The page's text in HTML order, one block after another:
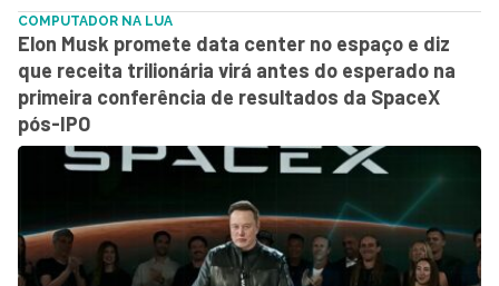
COMPUTADOR NA LUA
Elon Musk promete data center no espaço e diz
que receita trilionária virá antes do esperado na
primeira conferência de resultados da SpaceX
pós-IPO